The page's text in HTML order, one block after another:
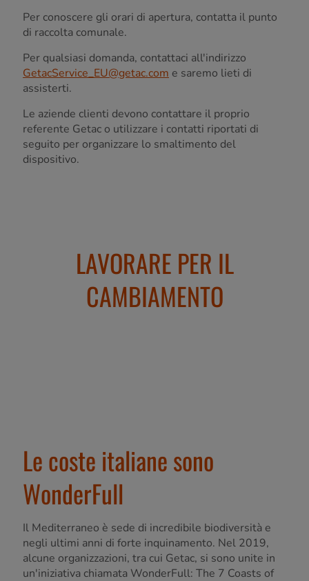
Per conoscere gli orari di apertura, contatta il punto
di raccolta comunale.
Per qualsiasi domanda, contattaci all'indirizzo
GetacService_EU@getac.com e saremo lieti di
assisterti.
Le aziende clienti devono contattare il proprio
referente Getac o utilizzare i contatti riportati di
seguito per organizzare lo smaltimento del
dispositivo.
LAVORARE PER IL
CAMBIAMENTO
Le coste italiane sono
WonderFull
Il Mediterraneo è sede di incredibile biodiversità e
negli ultimi anni di forte inquinamento. Nel 2019,
alcune organizzazioni, tra cui Getac, si sono unite in
un'iniziativa chiamata WonderFull: The 7 Coasts of